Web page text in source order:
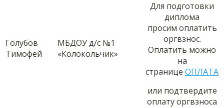
Голубов
Тимофей
МБДОУ д/с №1
«Колокольчик»
Для подготовки
диплома
просим оплатить
оргвзнос.
Оплатить можно
на
странице ОПЛАТА
или подтвердите
оплату оргвзноса